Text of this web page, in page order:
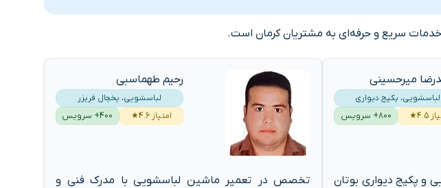
سریع و حرفه‌ای به مشتریان کرمان است.
میرحسینی
لباسشویی، پکیج دیواری
4.5★
800+ سرویس
پکیج دیواری بوتان
رحیم طهماسبی
لباسشویی، یخچال فریزر
امتیاز 4.6★
400+ سرویس
تخصص در تعمیر ماشین لباسشویی با مدرک فنی و